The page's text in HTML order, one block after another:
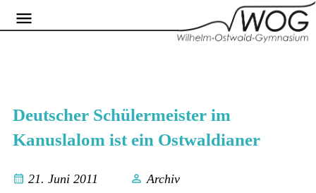
Deutscher Schülermeister im
Kanuslalom ist ein Ostwaldianer
21. Juni 2011 Archiv